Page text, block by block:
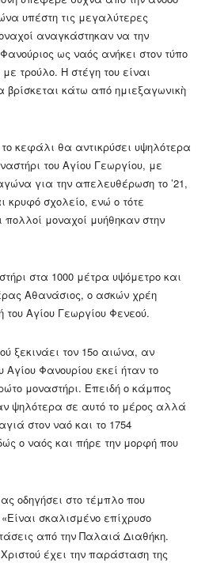
υπέστη τις μεγαλύτερες
αναγκάστηκαν να την
ως ναός ανήκει στον τύπο
με τρούλο. Η στέγη του είναι
βρίσκεται κάτω από ημιεξαγωνικὴ
κεφάλι θα αντικρύσει υψηλότερα
του Αγίου Γεωργίου, με
για την απελευθέρωση το ’21,
κρυφό σχολείο, ενώ ο τότε
μοναχοί μυήθηκαν στην
στα 1000 μέτρα υψόμετρο και
Αθανάσιος, ο ασκών χρέη
του Αγίου Γεωργίου Φενεού.
ξεκινάει τον 15ο αιώνα, αν
Φανουρίου εκεί ήταν το
μοναστήρι. Επειδή ο κάμπος
ψηλότερα σε αυτό το μέρος αλλά
στον ναό και το 1754
ο ναός και πήρε την μορφή που
οδηγήσει στο τέμπλο που
σκαλισμένο επίχρυσο
από την Παλαιά Διαθήκη.
έχει την παράσταση της